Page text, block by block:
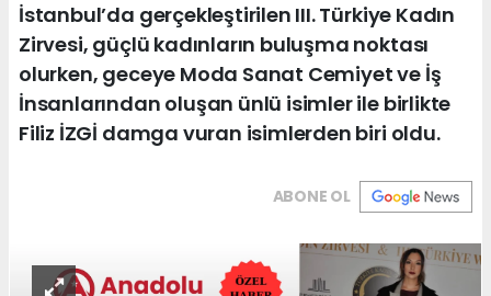
İstanbul’da gerçekleştirilen III. Türkiye Kadın
Zirvesi, güçlü kadınların buluşma noktası
olurken, geceye Moda Sanat Cemiyet ve İş
İnsanlarından oluşan ünlü isimler ile birlikte
Filiz İZGİ damga vuran isimlerden biri oldu.
ABONE OL